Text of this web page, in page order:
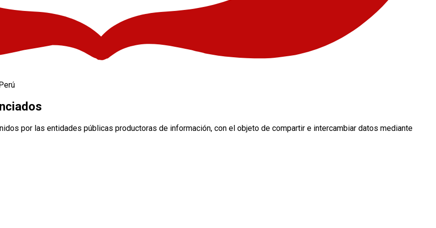
por las entidades públicas productoras de información, con el objeto de compartir e intercambiar datos mediante